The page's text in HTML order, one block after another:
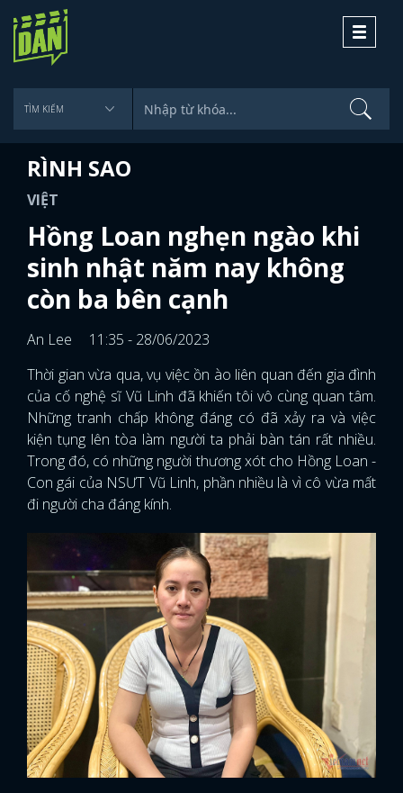
Toggle
RÌNH SAO
VIỆT
Hồng Loan nghẹn ngào khi
sinh nhật năm nay không
còn ba bên cạnh
An Lee
11:35 - 28/06/2023
Thời gian vừa qua, vụ việc ồn ào liên quan đến gia đình
của cố nghệ sĩ Vũ Linh đã khiến tôi vô cùng quan tâm.
Những tranh chấp không đáng có đã xảy ra và việc
kiện tụng lên tòa làm người ta phải bàn tán rất nhiều.
Trong đó, có những người thương xót cho Hồng Loan -
Con gái của NSƯT Vũ Linh, phần nhiều là vì cô vừa mất
đi người cha đáng kính.